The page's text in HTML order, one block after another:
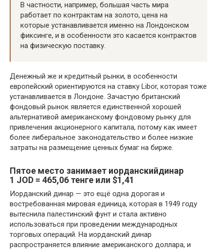
В частности, например, большая часть мира
работает по контрактам на золото, цена на
которые устанавливается именно на Лондонском
фиксинге, и в особенности это касается контрактов
на физическую поставку.
Денежный же и кредитный рынки, в особенности
европейский ориентируются на ставку Libor, которая тоже
устанавливается в Лондоне. Зачастую британский
фондовый рынок является единственной хорошей
альтернативой американскому фондовому рынку для
привлечения акционерного капитала, потому как имеет
более либеральное законодательство и более низкие
затраты на размещение ценных бумаг на бирже.
Пятое место занимает иорданскийдинар
1 JOD = 465,06 тенге или $1,41
Иорданский динар — это ещё одна дорогая и
востребованная мировая единица, которая в 1949 году
вытеснила палестинский фунт и стала активно
использоваться при проведении международных
торговых операций. На иорданский динар
распространяется влияние американского доллара, и